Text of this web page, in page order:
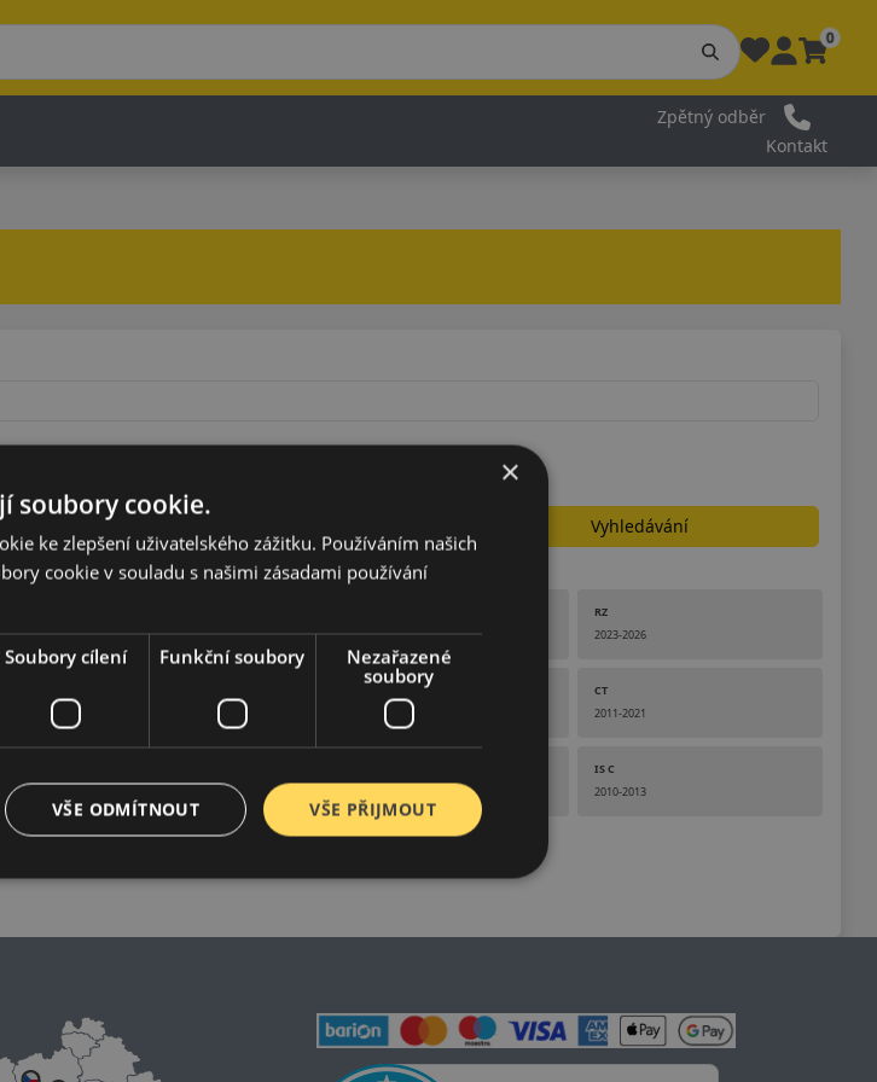
0
Zpětný odběr
Kontakt
Vyhledávání
2014-2026
2000-2026
RZ
2023-2026
2020-2023
CT
2011-2021
IS C
2010-2013
×
soubory cookie.
ke zlepšení uživatelského zážitku. Používáním našich
cookie v souladu s našimi zásadami používání
Soubory cílení Funkční soubory
Nezařazené
soubory
VŠE PŘIJMOUT
VŠE ODMÍTNOUT